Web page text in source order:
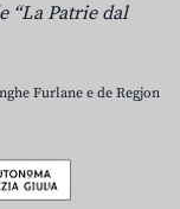
“La Patrie dal
Furlane e de Regjon